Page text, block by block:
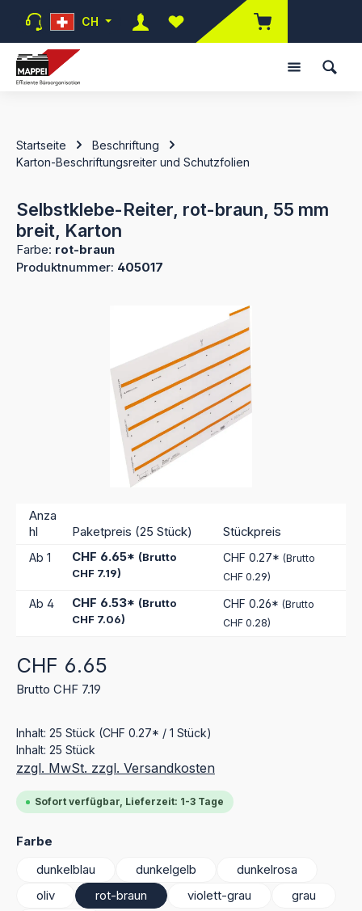
Zum Hauptinhalt springen
CH
Du hast 0 Produkte auf dem
Startseite
Beschriftung
Karton-Beschriftungsreiter und Schutzfolien
Selbstklebe-Reiter, rot-braun, 55 mm
breit, Karton
Farbe: rot-braun
Produktnummer: 405017
Anza
hl
Paketpreis (25 Stück) Stückpreis
Ab 1 CHF 6.65* (Brutto
CHF 7.19)
CHF 0.27* (Brutto
CHF 0.29)
Ab 4 CHF 6.53* (Brutto
CHF 7.06)
CHF 0.26* (Brutto
CHF 0.28)
Regulärer Preis:
CHF 6.65
Brutto CHF 7.19
Inhalt: 25 Stück (CHF 0.27* / 1 Stück)
Inhalt: 25 Stück
zzgl. MwSt. zzgl. Versandkosten
Sofort verfügbar, Lieferzeit: 1-3 Tage
Farbe
dunkelblau
dunkelgelb
dunkelrosa
oliv
rot-braun violett-grau
grau